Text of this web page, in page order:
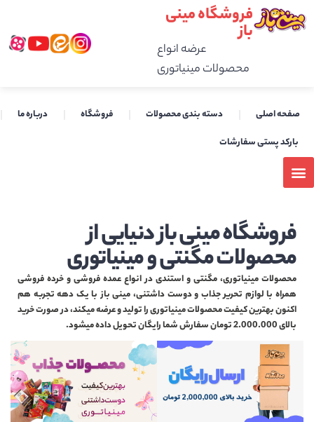
فروشگاه مینی
باز
عرضه انواع
محصولات مینیاتوری
صفحه اصلی دسته بندی محصولات فروشگاه
درباره ما
بارکد پستی سفارشات
فروشگاه مینی باز دنیایی از
محصولات مگنتی و مینیاتوری
محصولات مینیاتوری، مگنتی و استندی در انواع عمده فروشی و خرده فروشی
همراه با لوازم تحریر جذاب و دوست داشتنی، مینی باز با یک دهه تجربه هم
اکنون بهترین کیفیت محصولات مینیاتوری را تولید و عرضه میکند، در صورت خرید
بالای 2.000.000 تومان سفارش شما رایگان تحویل داده میشود.